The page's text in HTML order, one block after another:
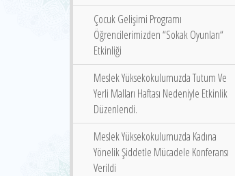
Çocuk Gelişimi Programı
Öğrencilerimizden “Sokak Oyunları“
Etkinliği
Meslek Yüksekokulumuzda Tutum Ve
Yerli Malları Haftası Nedeniyle Etkinlik
Düzenlendi.
Meslek Yüksekokulumuzda Kadına
Yönelik Şiddetle Mücadele Konferansı
Verildi